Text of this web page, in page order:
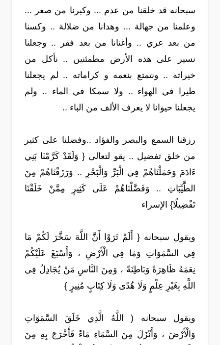
سبحانه قد خلقنا من عدم ... وكبرنا من صغر ...
وعلمنا من جهالة ... وهدانا من ضلالة .. وكسنا
من بعد عري .. وأغنانا من بعد فقر .. وجعلنا
نسير على هذه الأرض مطمئنين .. نأكل من
خيراته .. ونتمتع بنعمه و كراماته .. لم يجعلنا
طيرا في الهواء .. ولا سمكا في الماء .. ولم
يجعلنا حيوانا لا يعرف الألف من الباء ..
رزقنا السمع والبصر والفؤاد ..وفضلنا على كثير
من خلق تفضيل .. يقو لتعالى { وَلَقَدْ كَرَّمْنَا بَنِي
ءَادَمَ وَحَمَلْنَاهُمْ فِي الْبَرِّ وَالْبَحْرِ .. وَرَزَقْنَاهُمْ مِنَ
الطَّيِّبَاتِ .. وَفَضَّلْنَاهُمْ عَلَى كَثِيرٍ مِمَّنْ خَلَقْنَا
تَفْضِيلًا} الإسراء
ويقول سبحانه { أَلَمْ تَرَوْا أَنَّ اللَّهَ سَخَّرَ لَكُمْ مَا
فِي السَّمَوَاتِ وَمَا فِي الْأَرْضِ ، وَأَسْبَغَ عَلَيْكُمْ
نِعَمَهُ ظَاهِرَةً وَبَاطِنَةً ، وَمِنَ النَّاسِ مَنْ يُجَادِلُ فِي
اللَّهِ بِغَيْرِ عِلْمٍ وَلَا هُدًى وَلَا كِتَابٍ مُنِيرٍ }
ويقول سبحانه ( اللَّهُ الَّذِي خَلَقَ السَّمَوَاتِ
وَالْأَرْضَ ، وَأَنْزَلَ مِنَ السَّمَاءِ مَاءً فَأَخْرَجَ بِهِ مِنَ